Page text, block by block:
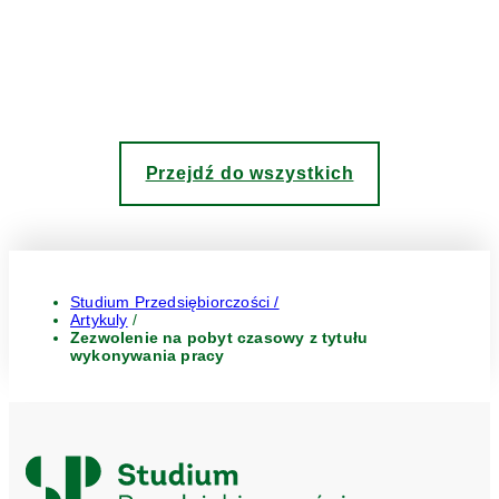
Przejdź do wszystkich
Studium Przedsiębiorczości /
Artykuly /
Zezwolenie na pobyt czasowy z tytułu
wykonywania pracy
Logo